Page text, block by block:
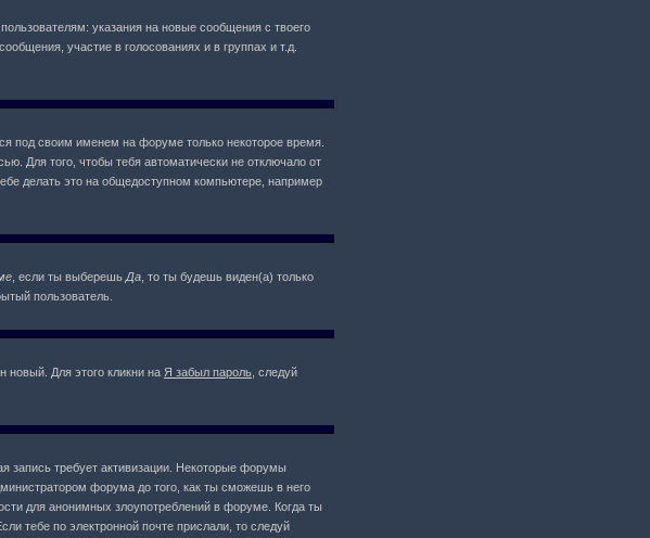
указания на новые сообщения с твоего
участие в голосованиях и в группах и т.д.
под своим именем на форуме только некоторое время.
Для того, чтобы тебя автоматически не отключало от
делать это на общедоступном компьютере, например
, если ты выберешь Да , то ты будешь виден(а) только
пользователь.
новый. Для этого кликни на Я забыл пароль , следуй
запись требует активизации. Некоторые форумы
форума до того, как ты сможешь в него
для анонимных злоупотреблений в форуме. Когда ты
тебе по электронной почте прислали, то следуй